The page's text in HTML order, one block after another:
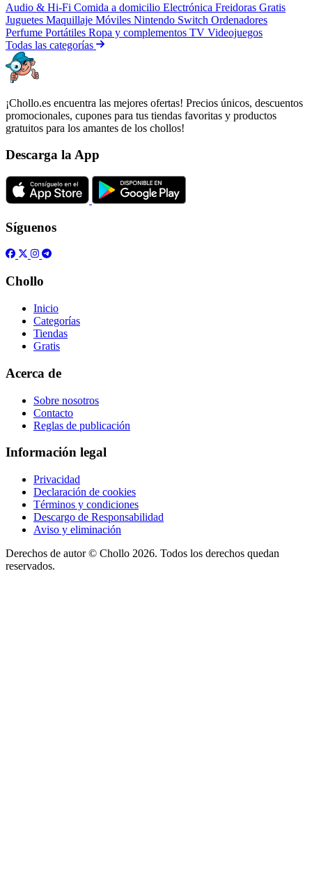
Audio & Hi-Fi Comida a domicilio Electrónica Freidoras Gratis
Juguetes Maquillaje Móviles Nintendo Switch Ordenadores
Perfume Portátiles Ropa y complementos TV Videojuegos
Todas las categorías
¡Chollo.es encuentra las mejores ofertas! Precios únicos, descuentos
promocionales, cupones para tus tiendas favoritas y productos
gratuitos para los amantes de los chollos!
Descarga la App
Síguenos
Chollo
Inicio
Categorías
Tiendas
Gratis
Acerca de
Sobre nosotros
Contacto
Reglas de publicación
Información legal
Privacidad
Declaración de cookies
Términos y condiciones
Descargo de Responsabilidad
Aviso y eliminación
Derechos de autor © Chollo 2026. Todos los derechos quedan
reservados.